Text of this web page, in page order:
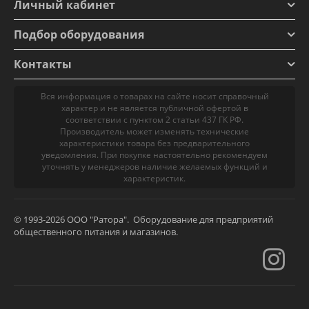
Личный кабинет
Подбор оборудования
Контакты
Вся информация о товарах на сайте носит справочный
характер и не является публичной офертой в
соответствии с пунктом 2 статьи 437 ГК РФ.
Производитель может изменять технические
характеристики товара без предварительного
уведомления. При покупке настоятельно рекомендуем
уточнять у менеджеров наличие желаемых функций и
характеристик.
© 1993-2026 ООО "Ратора". Оборудование для предприятий
общественного питания и магазинов.